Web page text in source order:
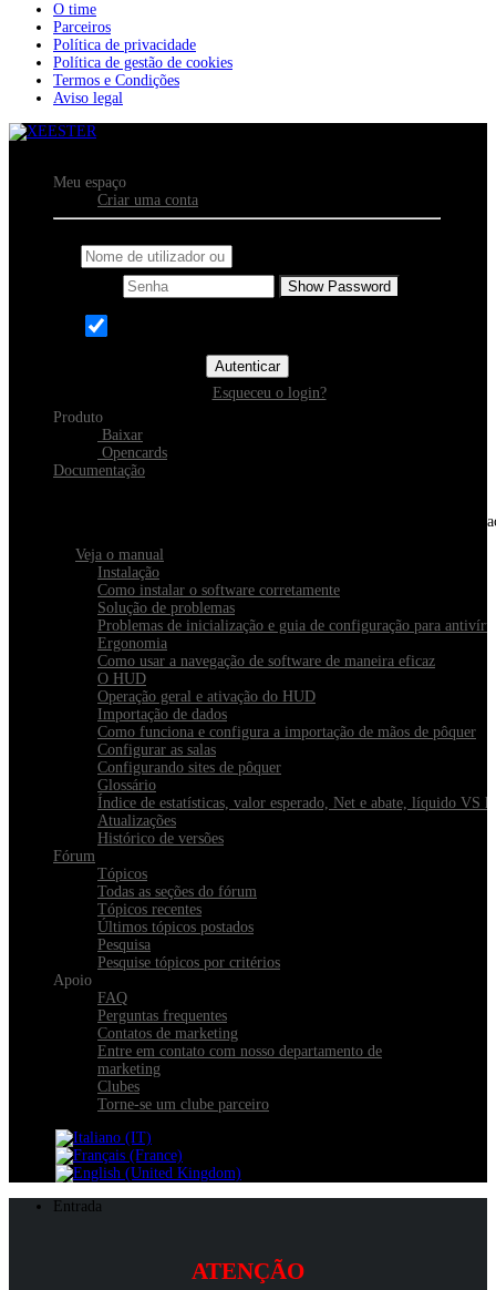
O time
Parceiros
Política de privacidade
Política de gestão de cookies
Termos e Condições
Aviso legal
Meu espaço
Criar uma conta
Show Password
Autenticar
Esqueceu o login?
Produto
Baixar
Opencards
Documentação
Tudo o que você precisa saber sobre instalação, navegação e
Veja o manual
Instalação
Como instalar o software corretamente
Solução de problemas
Problemas de inicialização e guia de configuração para
Ergonomia
Como usar a navegação de software de maneira eficaz
O HUD
Operação geral e ativação do HUD
Importação de dados
Como funciona e configura a importação de mãos de pôquer
Configurar as salas
Configurando sites de pôquer
Glossário
Índice de estatísticas, valor esperado, Net e abate, líquido VS
Atualizações
Histórico de versões
Fórum
Tópicos
Todas as seções do fórum
Tópicos recentes
Últimos tópicos postados
Pesquisa
Pesquise tópicos por critérios
Apoio
FAQ
Perguntas frequentes
Contatos de marketing
Entre em contato com nosso departamento de
marketing
Clubes
Torne-se um clube parceiro
Entrada
ATENÇÃO